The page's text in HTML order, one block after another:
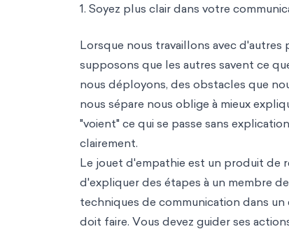
1. Soyez plus clair dans votre
Lorsque nous travaillons avec d'autres
supposons que les autres savent ce
nous déployons, des obstacles que
nous sépare nous oblige à mieux
"voient" ce qui se passe sans
clairement.
Le jouet d'empathie est un produit de
d'expliquer des étapes à un membre
techniques de communication dans
doit faire. Vous devez guider ses